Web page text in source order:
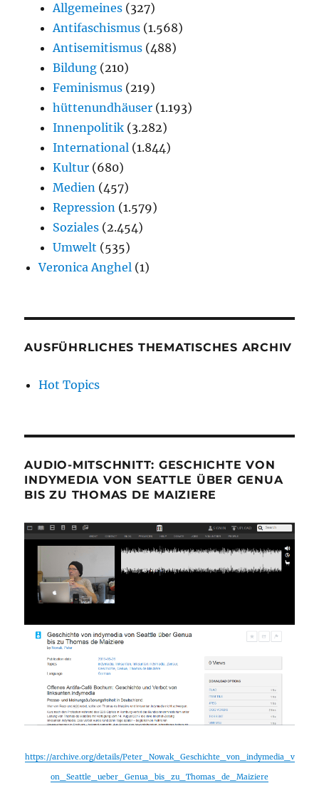
Allgemeines (327)
Antifaschismus (1.568)
Antisemitismus (488)
Bildung (210)
Feminismus (219)
hüttenundhäuser (1.193)
Innenpolitik (3.282)
International (1.844)
Kultur (680)
Medien (457)
Repression (1.579)
Soziales (2.454)
Umwelt (535)
Veronica Anghel (1)
AUSFÜHRLICHES THEMATISCHES ARCHIV
Hot Topics
AUDIO-MITSCHNITT: GESCHICHTE VON
INDYMEDIA VON SEATTLE ÜBER GENUA
BIS ZU THOMAS DE MAIZIERE
https://archive.org/details/Peter_Nowak_Geschichte_von_indymedia_v
on_Seattle_ueber_Genua_bis_zu_Thomas_de_Maiziere